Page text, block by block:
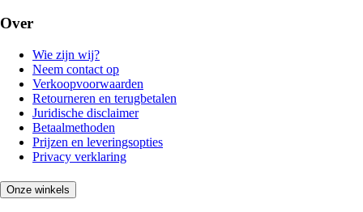
Over
Wie zijn wij?
Neem contact op
Verkoopvoorwaarden
Retourneren en terugbetalen
Juridische disclaimer
Betaalmethoden
Prijzen en leveringsopties
Privacy verklaring
Onze winkels